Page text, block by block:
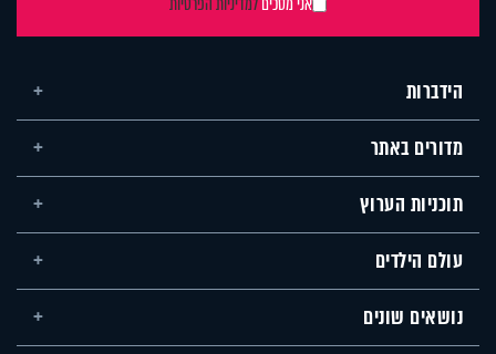
הידברות
מדורים באתר
תוכניות הערוץ
עולם הילדים
נושאים שונים